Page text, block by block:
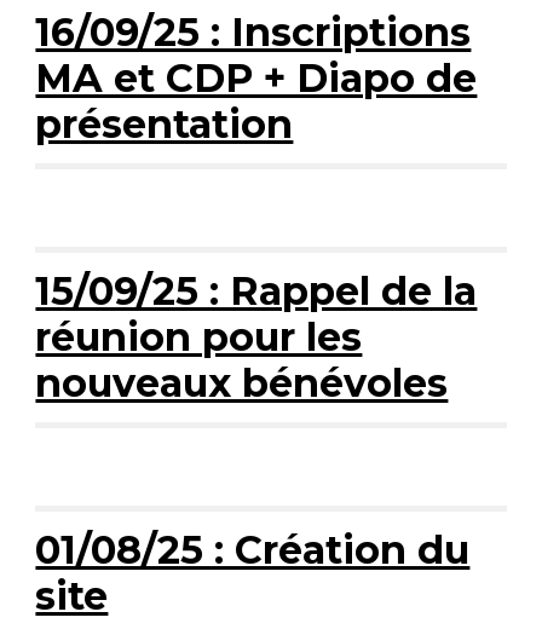
16/09/25 : Inscriptions
MA et CDP + Diapo de
présentation
15/09/25 : Rappel de la
réunion pour les
nouveaux bénévoles
01/08/25 : Création du
site